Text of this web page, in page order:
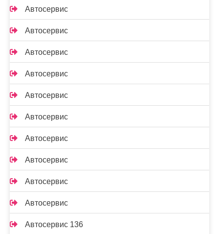
Автосервис
Автосервис
Автосервис
Автосервис
Автосервис
Автосервис
Автосервис
Автосервис
Автосервис
Автосервис
Автосервис 136